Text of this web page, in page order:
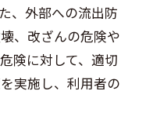
、外部への流出防
、改ざんの危険や
険に対して、適切
実施し、利用者の